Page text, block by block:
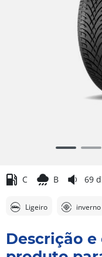
6
C B 69
Ligeiro inverno
Descrição